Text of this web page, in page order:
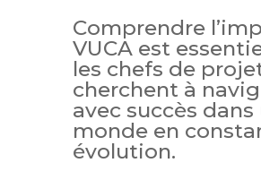
Comprendre
VUCA est
les chefs de
cherchent à
avec succès dans
monde en
évolution.